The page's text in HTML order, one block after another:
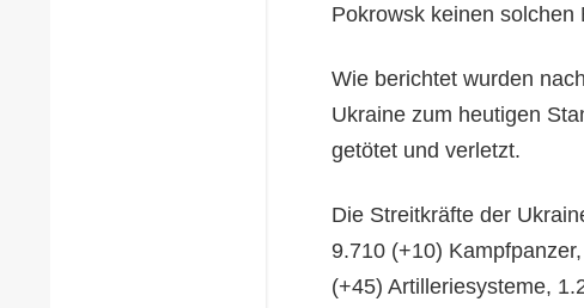
Pokrowsk keinen
Wie berichtet wurden
Ukraine zum heutigen
getötet und verletzt.
Die Streitkräfte der
9.710 (+10)
(+45) Artilleriesysteme,